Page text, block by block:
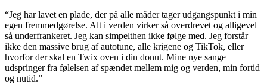
“Jeg har lavet en plade, der på alle måder tager udgangspunkt i min
egen fremmedgørelse. Alt i verden virker så overdrevet og alligevel
så underfrankeret. Jeg kan simpelthen ikke følge med. Jeg forstår
ikke den massive brug af autotune, alle krigene og TikTok, eller
hvorfor der skal en Twix oven i din donut. Mine nye sange
udspringer fra følelsen af spændet mellem mig og verden, min fortid
og nutid.”